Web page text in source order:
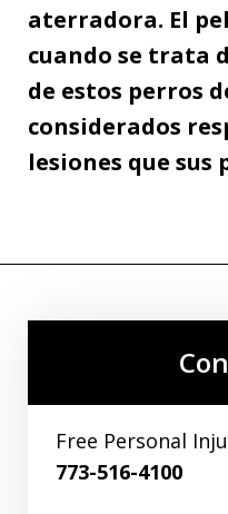
aterradora. El
cuando se trata
de estos perros
considerados
lesiones que sus
Free Personal
773-516-4100